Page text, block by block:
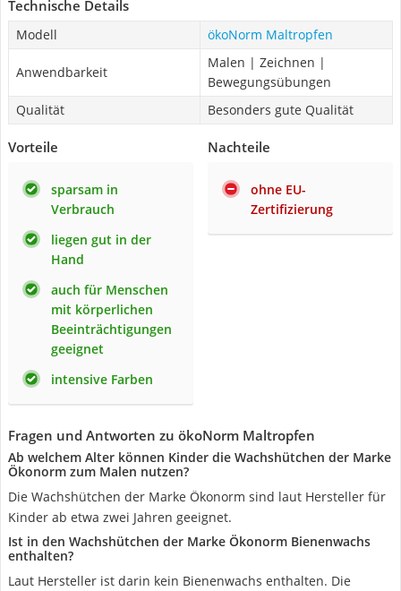
Technische Details
Modell ökoNorm Maltropfen
Anwendbarkeit
Malen | Zeichnen |
Bewegungsübungen
Qualität
Besonders gute Qualität
Vorteile
sparsam in
Verbrauch
liegen gut in der
Hand
auch für Menschen
mit körperlichen
Beeinträchtigungen
geeignet
intensive Farben
Nachteile
ohne EU-
Zertifizierung
Fragen und Antworten zu ökoNorm Maltropfen
Ab welchem Alter können Kinder die Wachshütchen der Marke
Ökonorm zum Malen nutzen?
Die Wachshütchen der Marke Ökonorm sind laut Hersteller für
Kinder ab etwa zwei Jahren geeignet.
Ist in den Wachshütchen der Marke Ökonorm Bienenwachs
enthalten?
Laut Hersteller ist darin kein Bienenwachs enthalten. Die